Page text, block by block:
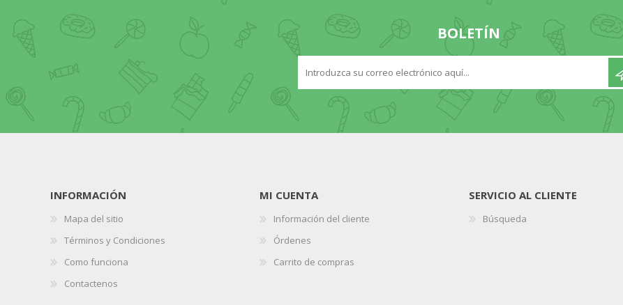
BOLETÍN
INFORMACIÓN
Mapa del sitio
Términos y Condiciones
Como funciona
Contactenos
MI CUENTA
Información del cliente
Órdenes
Carrito de compras
SERVICIO AL CLIENTE
Búsqueda